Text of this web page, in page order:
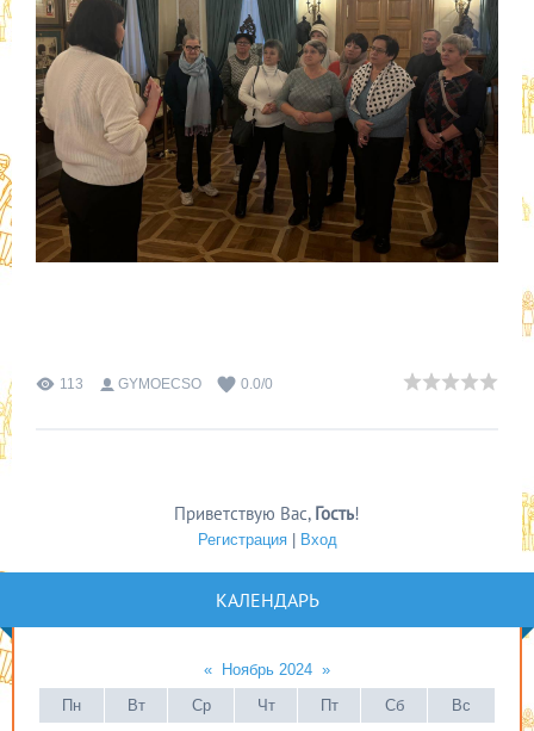
113 GYMOECSO 0.0/0
Приветствую Вас, Гость!
Регистрация| Вход
КАЛЕНДАРЬ
« Ноябрь 2024 »
Пн
Вт Ср Чт Пт Сб Вс